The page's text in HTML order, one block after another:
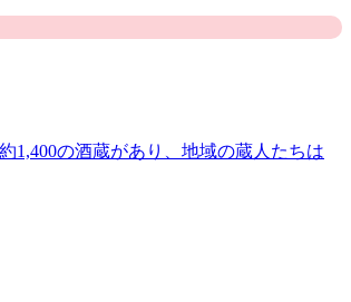
1,400の酒蔵があり、地域の蔵人たちは